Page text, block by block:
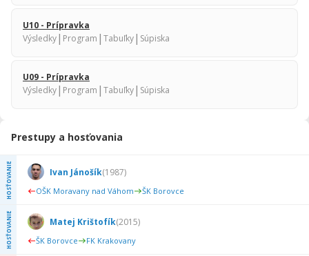
U10 - Prípravka
Výsledky| Program | Tabuľky| Súpiska
U09 - Prípravka
Výsledky| Program | Tabuľky| Súpiska
Prestupy a hosťovania
HOSŤOVANIE Ivan Jánošík(1987)
OŠK Moravany nad Váhom ŠK Borovce
HOSŤOVANIE Matej Krištofík(2015)
ŠK Borovce FK Krakovany